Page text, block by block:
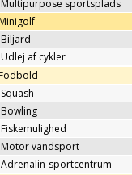
Multipurpose sportsplads
Biljard
Udlej af cykler
Squash
Bowling
Fiskemulighed
Motor vandsport
Adrenalin-sportcentrum